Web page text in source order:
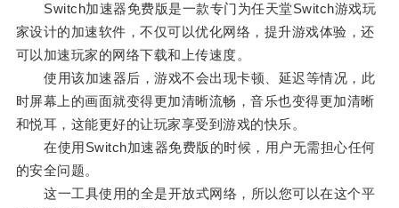
Switch加速器免费版是一款专门为任天堂Switch游戏玩
家设计的加速软件，不仅可以优化网络，提升游戏体验，还
可以加速玩家的网络下载和上传速度。
使用该加速器后，游戏不会出现卡顿、延迟等情况，此
时屏幕上的画面就变得更加清晰流畅，音乐也变得更加清晰
和悦耳，这能更好的让玩家享受到游戏的快乐。
在使用Switch加速器免费版的时候，用户无需担心任何
的安全问题。
这一工具使用的全是开放式网络，所以您可以在这个平